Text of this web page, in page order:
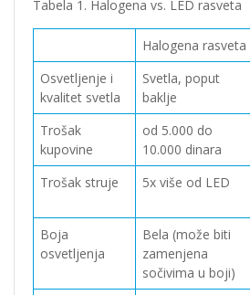
Tabela 1. Halogena vs. LED rasveta
Halogena rasveta
Osvetljenje i
kvalitet svetla
Svetla, poput
baklje
Trošak
kupovine
od 5.000 do
10.000 dinara
Trošak struje
5x više od LED
Boja
osvetljenja
Bela (može biti
zamenjena
sočivima u boji)